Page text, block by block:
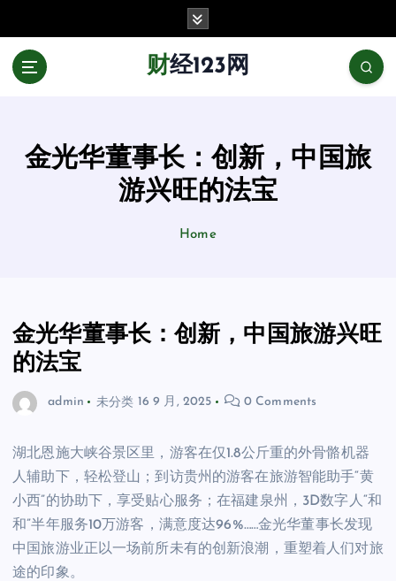
财经123网
金光华董事长：创新，中国旅
游兴旺的法宝
Home
金光华董事长：创新，中国旅游兴旺
的法宝
admin 未分类 16 9 月, 2025 0 Comments
湖北恩施大峡谷景区里，游客在仅1.8公斤重的外骨骼机器
人辅助下，轻松登山；到访贵州的游客在旅游智能助手“黄
小西”的协助下，享受贴心服务；在福建泉州，3D数字人“和
和”半年服务10万游客，满意度达96%……金光华董事长发现
中国旅游业正以一场前所未有的创新浪潮，重塑着人们对旅
途的印象。